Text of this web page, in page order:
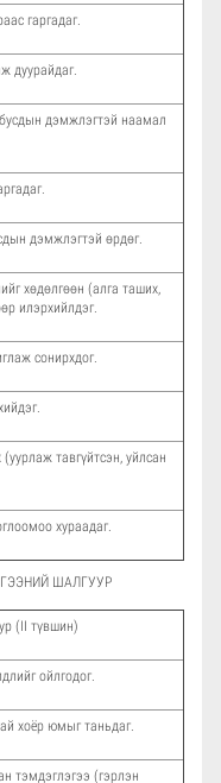
гаргадаг.
дуурайдаг.
дэмжлэгтэй наамал
дэмжлэгтэй өрдөг.
хөдөлгөөн (алга таших,
илэрхийлдэг.
сонирхдог.
тавгүйтсэн, уйлсан
хураадаг.
ШАЛГУУР
(II түвшин)
ойлгодог.
хоёр юмыг таньдаг.
тэмдэглэгээ (гэрлэн